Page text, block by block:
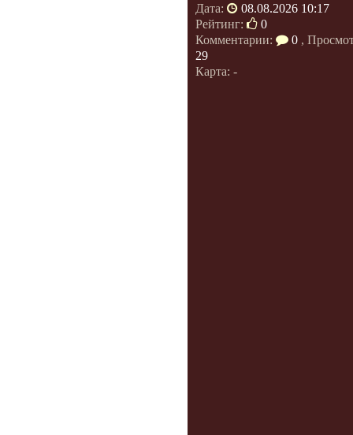
Дата:
08.08.2026 10:17
Рейтинг:
0
Комментарии:
0 ,
29
Карта: -